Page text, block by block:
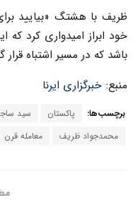
ظریف با هشتگ «بیایید
خود ابراز امیدواری کرد که
باشد که در مسیر اشتباه قرار
منبع: خبرگزاری ایرنا
برچسب‌ها: پاکستان سید
محمدجواد ظریف
معامله قرن